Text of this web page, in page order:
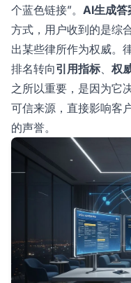
个蓝色链接”。 AI生成答
方式，用户收到的是综
出某些律所作为权威。
排名转向引用指标、 权
之所以重要，是因为它
可信来源，直接影响客
的声誉。